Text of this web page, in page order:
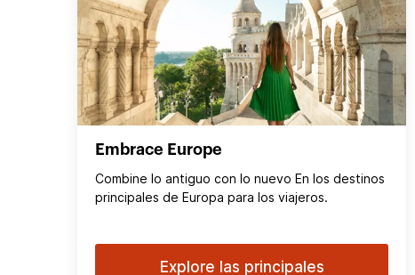
Embrace Europe
Combine lo antiguo con lo nuevo En los destinos
principales de Europa para los viajeros.
Explore las principales